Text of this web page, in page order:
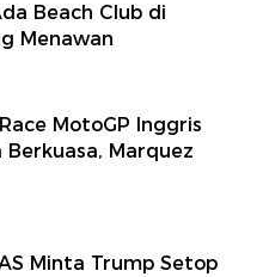
Beach Club di
Menawan
MotoGP Inggris
Berkuasa, Marquez
Minta Trump Setop